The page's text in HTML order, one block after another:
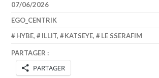
07/06/2026
EGO_CENTRIK
HYBE, ILLIT, KATSEYE, LE SSERAFIM
PARTAGER :
PARTAGER